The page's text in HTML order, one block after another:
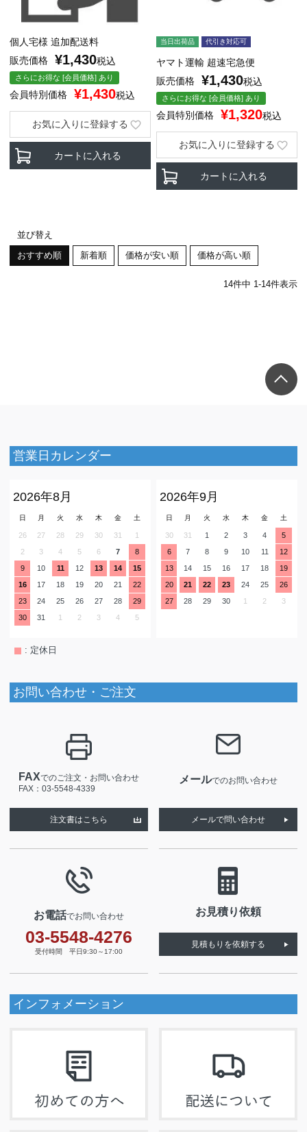
個人宅様 追加配送料
販売価格
¥1,430税込
さらにお得な [会員価格] あり
会員特別価格 ¥1,430税込
カートに入れる
お気に入りに登録する
当日出荷品 代引き対応可
ヤマト運輸 超速宅急便
販売価格
¥1,430税込
さらにお得な [会員価格] あり
会員特別価格 ¥1,320税込
カートに入れる
お気に入りに登録する
並び替え
おすすめ順
新着順 価格が安い順 価格が高い順
14件中 1-14件表示
営業日カレンダー
2026年8月
日 月 火 水 木 金 土
26 27 28 29 30 31
1
2
3 4 5 6 7
8
9
10 11 12 13 14
15
16
17 18 19 20 21
22
23
24 25 26 27 28
29
30
31 1 2 3 4 5
2026年9月
日 月 火 水 木 金 土
30 31 1 2 3 4
5
6
7 8 9 10 11
12
13
14 15 16 17 18
19
20
21 22 23 24 25
26
27
28 29 30 1 2 3
: 定休日
お問い合わせ・ご注文
FAXでのご注文・お問い合わせ
FAX：03-5548-4339
注文書はこちら
メールでのお問い合わせ
メールで問い合わせ
お電話でお問い合わせ
03-5548-4276
受付時間 平日9:30～17:00
お見積り依頼
見積もりを依頼する
インフォメーション